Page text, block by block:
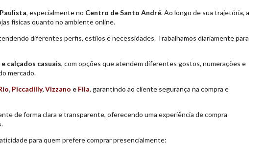
, especialmente no Centro de Santo André. Ao longo de sua trajetória, a
físicas quanto no ambiente online.
diferentes perfis, estilos e necessidades. Trabalhamos diariamente para
calçados casuais, com opções que atendem diferentes gostos, numerações e
mercado.
, Piccadilly,Vizzano e Fila, garantindo ao cliente segurança na compra e
de forma clara e transparente, oferecendo uma experiência de compra
para quem prefere comprar presencialmente: